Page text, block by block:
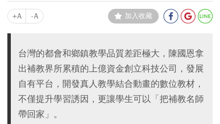
+A -A 加入收藏
台灣的都會和鄉鎮教學品質差距極大，陳國恩拿
出補教界所累積的上億資金創立科技公司，發展
自有平台，開發真人教學結合動畫的數位教材，
不僅提升學習誘因，更讓學生可以「把補教名師
帶回家」。